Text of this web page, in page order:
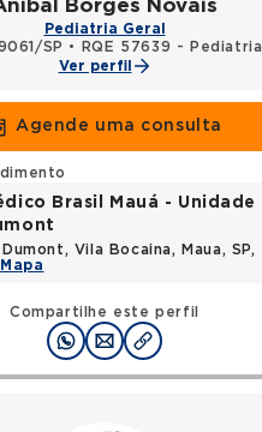
Borges Novais
Pediatria Geral
SP •
RQE 57639 - Pediatria
Ver perfil
Agende uma consulta
Compartilhe este perfil
Brasil Mauá - Unidade
Vila Bocaina, Maua, SP,
Mapa